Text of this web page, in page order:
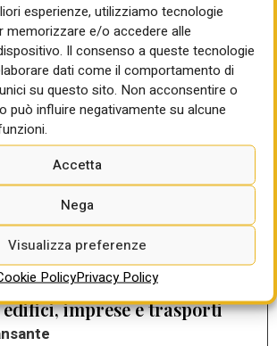
esperienze, utilizziamo tecnologie
memorizzare e/o accedere alle
Il consenso a queste tecnologie
dati come il comportamento di
su questo sito. Non acconsentire o
può influire negativamente su alcune
Accetta
Nega
Visualizza preferenze
PolicyPrivacy Policy
SOCIALE CLIMA DA 9,3 MILIARDI
clausola di salvaguardia:
bilancio dello 0,6% nel 2027
fino a 14 miliardi, Ecco:
imprese e trasporti